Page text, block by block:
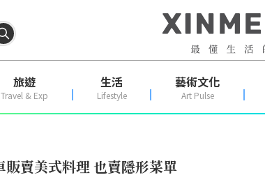
旅遊
Travel & Exp
生活
Lifestyle
藝術文化
Art Pulse
販賣美式料理 也賣隱形菜單